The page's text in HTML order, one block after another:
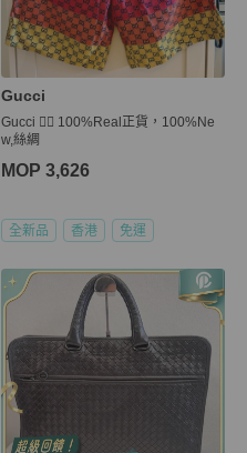
Gucci
Gucci 👍🏻 100%Real正貨，100%Ne
w,絲綢
MOP 3,626
全新品 香港 免運